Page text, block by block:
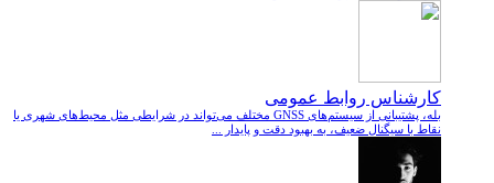
کارشناس روابط عمومی
بله، پشتیبانی از سیستم‌های GNSS مختلف می‌تواند در شرایطی مثل محیط‌های شهری یا
نقاط با سیگنال ضعیف، به بهبود دقت و پایدار ...